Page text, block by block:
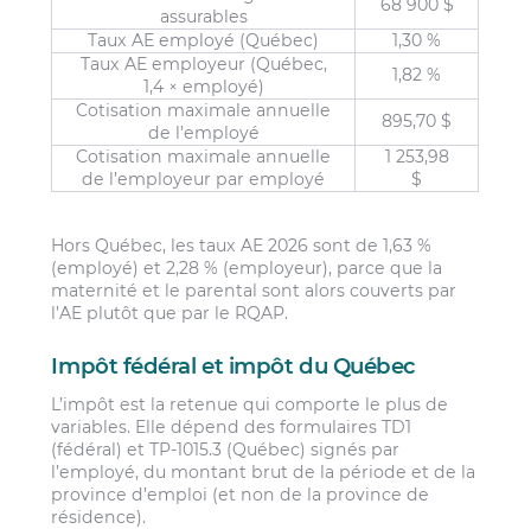
assurables
68 900 $
Taux AE employé (Québec)
1,30 %
Taux AE employeur (Québec,
1,4 × employé)
1,82 %
Cotisation maximale annuelle
de l’employé
895,70 $
Cotisation maximale annuelle
de l’employeur par employé
1 253,98
$
Hors Québec, les taux AE 2026 sont de 1,63 %
(employé) et 2,28 % (employeur), parce que la
maternité et le parental sont alors couverts par
l’AE plutôt que par le RQAP.
Impôt fédéral et impôt du Québec
L’impôt est la retenue qui comporte le plus de
variables. Elle dépend des formulaires TD1
(fédéral) et TP-1015.3 (Québec) signés par
l’employé, du montant brut de la période et de la
province d’emploi (et non de la province de
résidence).